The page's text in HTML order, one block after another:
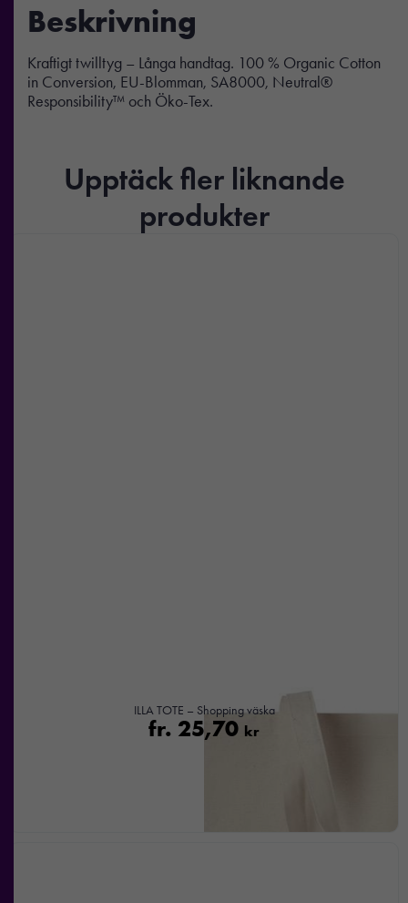
Beskrivning
Kraftigt twilltyg – Långa handtag. 100 % Organic Cotton
in Conversion, EU-Blomman, SA8000, Neutral®
Responsibility™ och Öko-Tex.
Upptäck fler liknande
produkter
ILLA TOTE – Shopping väska
fr. 25,70 kr